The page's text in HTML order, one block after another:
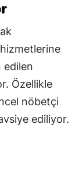
edilen
Özellikle
nöbetçi
ediliyor.